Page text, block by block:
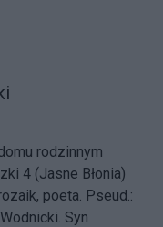
rodzinnym
4 (Jasne Błonia)
poeta. Pseud.:
Syn